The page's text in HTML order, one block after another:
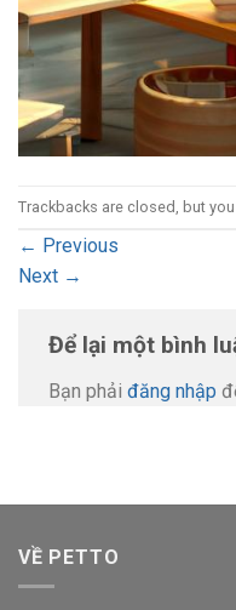
Trackbacks are closed, but
← Previous
Next →
Để lại một bình
Bạn phải đăng nhập
VỀ PETTO